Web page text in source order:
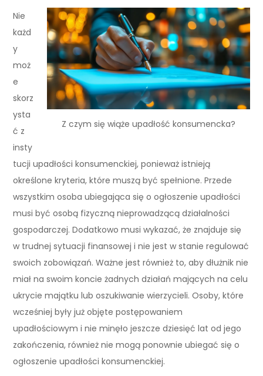
Z czym się wiąże upadłość konsumencka?
Nie
każd
y
moż
e
skorz
ysta
ć z
insty
tucji upadłości konsumenckiej, ponieważ istnieją
określone kryteria, które muszą być spełnione. Przede
wszystkim osoba ubiegająca się o ogłoszenie upadłości
musi być osobą fizyczną nieprowadzącą działalności
gospodarczej. Dodatkowo musi wykazać, że znajduje się
w trudnej sytuacji finansowej i nie jest w stanie regulować
swoich zobowiązań. Ważne jest również to, aby dłużnik nie
miał na swoim koncie żadnych działań mających na celu
ukrycie majątku lub oszukiwanie wierzycieli. Osoby, które
wcześniej były już objęte postępowaniem
upadłościowym i nie minęło jeszcze dziesięć lat od jego
zakończenia, również nie mogą ponownie ubiegać się o
ogłoszenie upadłości konsumenckiej.